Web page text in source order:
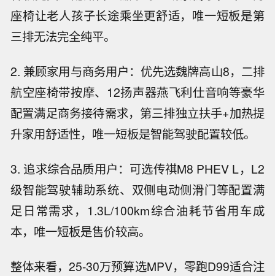
座椅让老人孩子长途乘坐更舒适，唯一短板是第
三排无法完全纯平。
2. 兼顾家用与商务用户：优先选魏牌高山8，二排
航空座椅带按摩、12扬声器燕飞利仕音响等豪华
配置满足商务接待需求，第三排独立扶手+加热提
升家用舒适性，唯一短板是智能驾驶配置较低。
3. 追求综合品质用户：可选传祺M8 PHEV L，L2
级智能驾驶辅助系统、双侧电动侧滑门等配置满
足日常需求，1.3L/100km综合油耗节省用车成
本，唯一短板是售价较高。
整体来看，25-30万预算选MPV，零跑D99适合注